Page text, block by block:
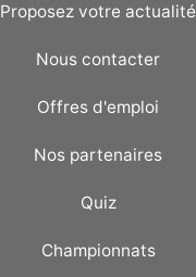
Proposez votre actualité
Nous contacter
Offres d'emploi
Nos partenaires
Quiz
Championnats